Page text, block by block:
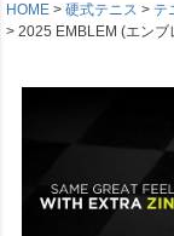
HOME 硬式テニス テ
2025 EMBLEM (エンブ